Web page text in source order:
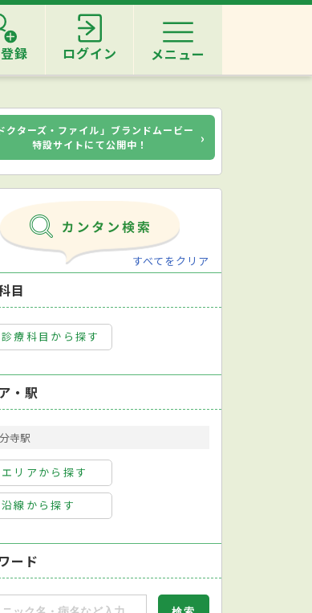
録 ログイン メニュー
クターズ・ファイル」ブランドムービー
特設サイトにて公開中！
›
すべてをクリア
目
診療科目から探す
・駅
寺駅
エリアから探す
沿線から探す
ード